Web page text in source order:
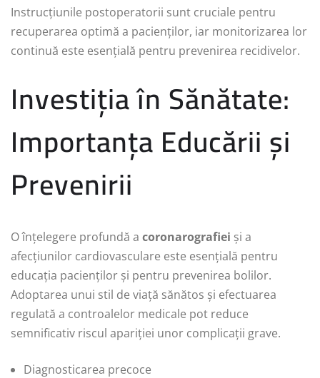
Instrucțiunile postoperatorii sunt cruciale pentru
recuperarea optimă a pacienților, iar monitorizarea lor
continuă este esențială pentru prevenirea recidivelor.
Investiția în Sănătate:
Importanța Educării și
Prevenirii
O înțelegere profundă a coronarografiei și a
afecțiunilor cardiovasculare este esențială pentru
educația pacienților și pentru prevenirea bolilor.
Adoptarea unui stil de viață sănătos și efectuarea
regulată a controalelor medicale pot reduce
semnificativ riscul apariției unor complicații grave.
Diagnosticarea precoce